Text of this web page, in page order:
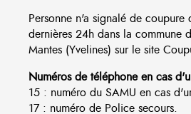
Personne n'a signalé de coupure
dernières 24h dans la commune
Mantes (Yvelines) sur le site
Numéros de téléphone en cas
15 : numéro du SAMU en cas
17 : numéro de Police secours.